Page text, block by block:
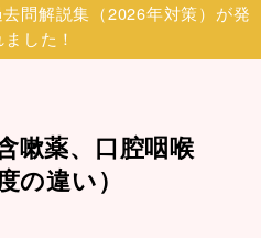
問解説集（2026年対策）が発
した！
嗽薬、口腔咽喉
の違い）